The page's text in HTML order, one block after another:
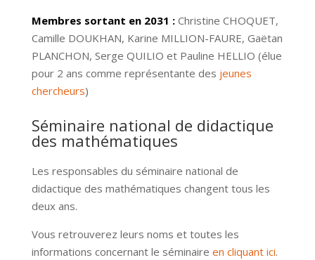
Membres sortant en 2031 : Christine CHOQUET,
Camille DOUKHAN, Karine MILLION-FAURE, Gaëtan
PLANCHON, Serge QUILIO et Pauline HELLIO (élue
pour 2 ans comme représentante des jeunes
chercheurs)
Séminaire national de didactique
des mathématiques
Les responsables du séminaire national de
didactique des mathématiques changent tous les
deux ans.
Vous retrouverez leurs noms et toutes les
informations concernant le séminaire en cliquant ici.